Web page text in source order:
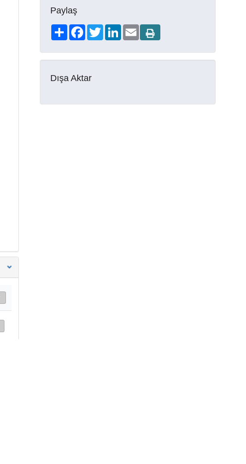
Paylaş
ShareFacebookTwitterLinkedIn
Email
Dışa Aktar